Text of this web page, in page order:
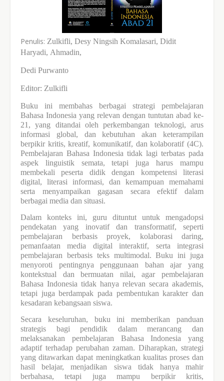
Penulis: Zulkifli, Desy Ningsih Komalasari, Didit
Haryadi, Ahmadin,
Dedi Purwanto
Editor: Zulkifli
Buku ini membahas berbagai strategi pembelajaran
Bahasa Indonesia yang relevan dengan tuntutan abad ke-
21, yang ditandai oleh perkembangan teknologi, arus
informasi global, dan kebutuhan akan keterampilan
berpikir kritis, kreatif, komunikatif, dan kolaboratif (4C).
Pembelajaran Bahasa Indonesia tidak lagi terbatas pada
aspek linguistik semata, tetapi juga harus mampu
membekali peserta didik dengan kompetensi literasi
digital, literasi informasi, dan kemampuan memahami
serta menyampaikan gagasan secara efektif dalam
berbagai media dan situasi.
Dalam konteks ini, guru dituntut untuk mengadopsi
pendekatan yang inovatif dan transformatif, seperti
pembelajaran berbasis proyek, kolaborasi daring,
pemanfaatan media digital interaktif, serta integrasi
pembelajaran berbasis teks multimodal.Buku ini juga
menyoroti pentingnya penggunaan bahan ajar yang
kontekstual dan bermuatan nilai, agar pembelajaran
Bahasa Indonesia tidak hanya relevan secara akademis,
tetapi juga berdampak pada pembentukan karakter dan
kesadaran kebangsaan siswa.
Secara keseluruhan, buku ini memberikan panduan
strategis bagi pendidik dalam merancang dan
melaksanakan pembelajaran Bahasa Indonesia yang
adaptif terhadap perubahan zaman. Diharapkan, strategi
yang ditawarkan dapat meningkatkan kualitas proses dan
hasil belajar, menjadikan siswa tidak hanya mahir
berbahasa, tetapi juga mampu berpikir kritis,